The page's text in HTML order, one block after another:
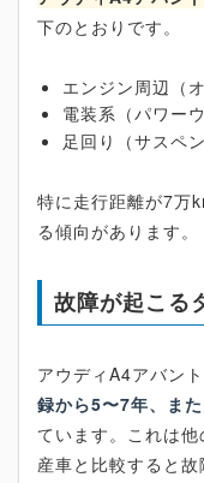
下のとおりです。
エンジン周辺（
電装系（パワー
足回り（サスペ
特に走行距離が7万
る傾向があります。
故障が起こる
アウディA4アバン
録から5〜7年、ま
ています。これは
産車と比較すると故